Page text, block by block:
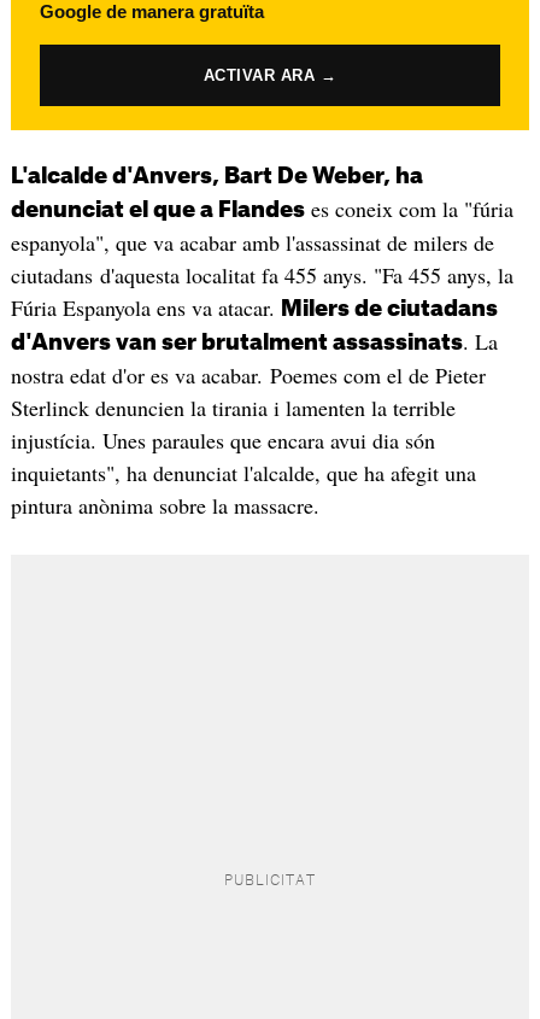
Google de manera gratuïta
ACTIVAR ARA →
L'alcalde d'Anvers, Bart De Weber, ha
denunciat el que a Flandeses coneix com la "fúria
espanyola", que va acabar amb l'assassinat de milers de
ciutadans d'aquesta localitat fa 455 anys. "Fa 455 anys, la
Fúria Espanyola ens va atacar.
Milers de ciutadans
d'Anvers van ser brutalment assassinats. La
nostra edat d'or es va acabar. Poemes com el de Pieter
Sterlinck denuncien la tirania i lamenten la terrible
injustícia. Unes paraules que encara avui dia són
inquietants", ha denunciat l'alcalde, que ha afegit una
pintura anònima sobre la massacre.